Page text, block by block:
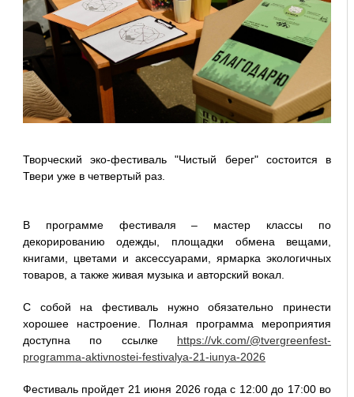
Творческий эко-фестиваль "Чистый берег" состоится в
Твери уже в четвертый раз.
В программе фестиваля – мастер классы по
декорированию одежды, площадки обмена вещами,
книгами, цветами и аксессуарами, ярмарка экологичных
товаров, а также живая музыка и авторский вокал.
С собой на фестиваль нужно обязательно принести
хорошее настроение. Полная программа мероприятия
доступна по ссылке https://vk.com/@tvergreenfest-
programma-aktivnostei-festivalya-21-iunya-2026
Фестиваль пройдет 21 июня 2026 года с 12:00 до 17:00 во